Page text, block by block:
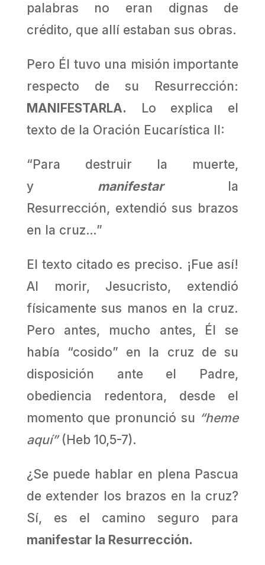
palabras no eran dignas de
crédito, que allí estaban sus obras.
Pero Él tuvo una misión importante
respecto de su Resurrección:
MANIFESTARLA. Lo explica el
texto de la Oración Eucarística II:
“Para destruir la muerte,
y manifestarla
Resurrección, extendió sus brazos
en la cruz…”
El texto citado es preciso. ¡Fue así!
Al morir, Jesucristo, extendió
físicamente sus manos en la cruz.
Pero antes, mucho antes, Él se
había “cosido” en la cruz de su
disposición ante el Padre,
obediencia redentora, desde el
momento que pronunció su “heme
aquí” (Heb 10,5-7).
¿Se puede hablar en plena Pascua
de extender los brazos en la cruz?
Sí, es el camino seguro para
manifestar la Resurrección.